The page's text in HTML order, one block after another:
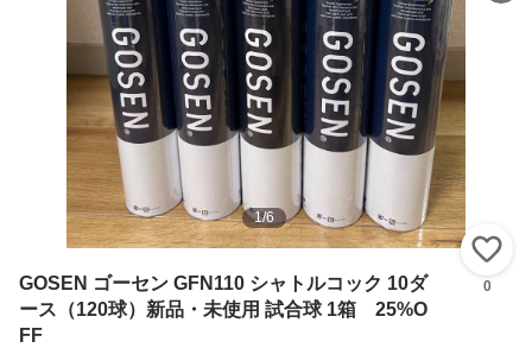
1/6
GOSEN ゴーセン GFN110 シャトルコック 10ダ
ース（120球）新品・未使用 試合球 1箱 25%O
FF
0